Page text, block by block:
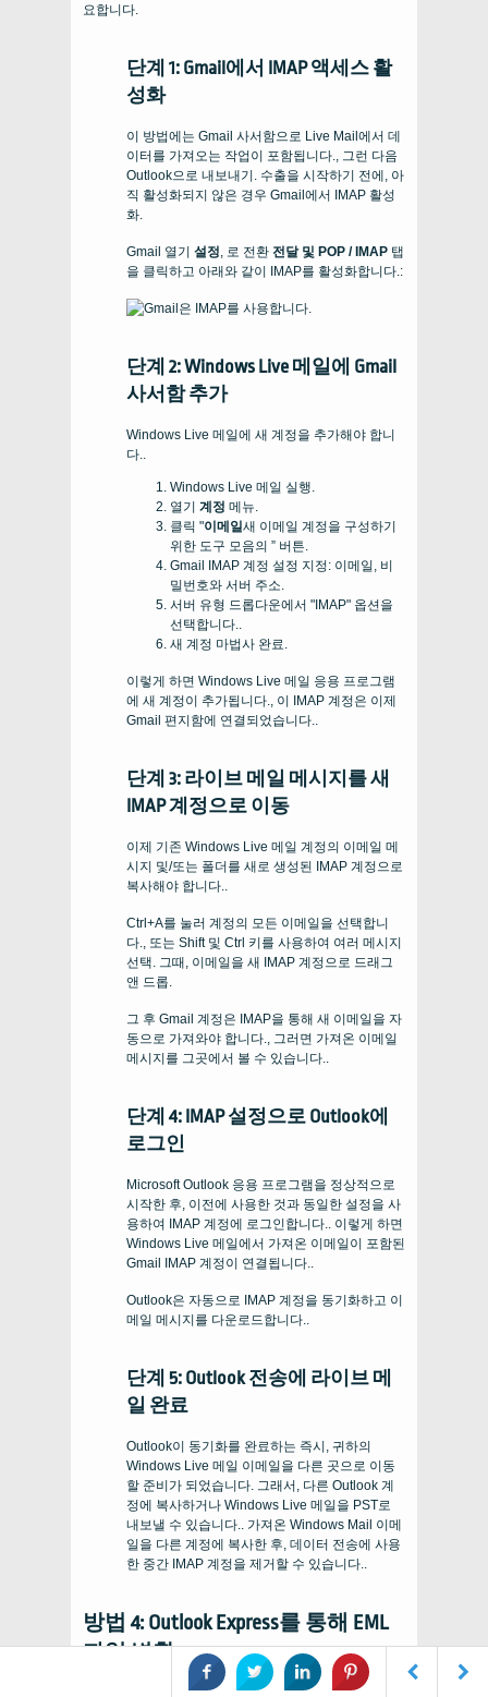
요합니다.
단계 1: Gmail에서 IMAP 액세스 활
성화
이 방법에는 Gmail 사서함으로 Live Mail에서 데
이터를 가져오는 작업이 포함됩니다., 그런 다음
Outlook으로 내보내기. 수출을 시작하기 전에, 아
직 활성화되지 않은 경우 Gmail에서 IMAP 활성
화.
Gmail 열기 설정, 로 전환 전달 및 POP / IMAP 탭
을 클릭하고 아래와 같이 IMAP를 활성화합니다.:
단계 2: Windows Live 메일에 Gmail
사서함 추가
Windows Live 메일에 새 계정을 추가해야 합니
다..
Windows Live 메일 실행.
열기 계정 메뉴.
클릭 "이메일새 이메일 계정을 구성하기
위한 도구 모음의 ” 버튼.
Gmail IMAP 계정 설정 지정: 이메일, 비
밀번호와 서버 주소.
서버 유형 드롭다운에서 "IMAP" 옵션을
선택합니다..
새 계정 마법사 완료.
이렇게 하면 Windows Live 메일 응용 프로그램
에 새 계정이 추가됩니다., 이 IMAP 계정은 이제
Gmail 편지함에 연결되었습니다..
단계 3: 라이브 메일 메시지를 새
IMAP 계정으로 이동
이제 기존 Windows Live 메일 계정의 이메일 메
시지 및/또는 폴더를 새로 생성된 IMAP 계정으로
복사해야 합니다..
Ctrl+A를 눌러 계정의 모든 이메일을 선택합니
다., 또는 Shift 및 Ctrl 키를 사용하여 여러 메시지
선택. 그때, 이메일을 새 IMAP 계정으로 드래그
앤 드롭.
그 후 Gmail 계정은 IMAP을 통해 새 이메일을 자
동으로 가져와야 합니다., 그러면 가져온 이메일
메시지를 그곳에서 볼 수 있습니다..
단계 4: IMAP 설정으로 Outlook에
로그인
Microsoft Outlook 응용 프로그램을 정상적으로
시작한 후, 이전에 사용한 것과 동일한 설정을 사
용하여 IMAP 계정에 로그인합니다.. 이렇게 하면
Windows Live 메일에서 가져온 이메일이 포함된
Gmail IMAP 계정이 연결됩니다..
Outlook은 자동으로 IMAP 계정을 동기화하고 이
메일 메시지를 다운로드합니다..
단계 5: Outlook 전송에 라이브 메
일 완료
Outlook이 동기화를 완료하는 즉시, 귀하의
Windows Live 메일 이메일을 다른 곳으로 이동
할 준비가 되었습니다. 그래서, 다른 Outlook 계
정에 복사하거나 Windows Live 메일을 PST로
내보낼 수 있습니다.. 가져온 Windows Mail 이메
일을 다른 계정에 복사한 후, 데이터 전송에 사용
한 중간 IMAP 계정을 제거할 수 있습니다..
방법 4: Outlook Express를 통해 EML
파일 변환